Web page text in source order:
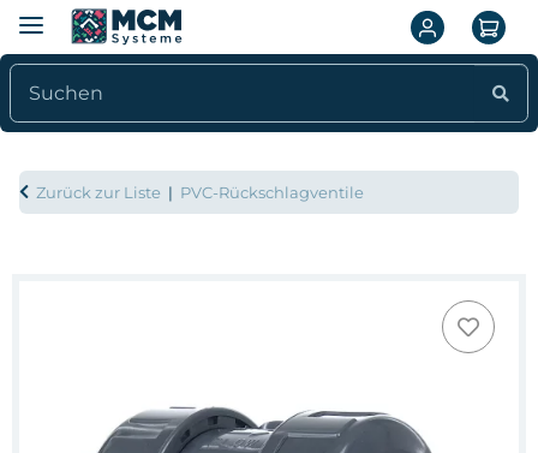
Zurück zur Liste PVC-Rückschlagventile